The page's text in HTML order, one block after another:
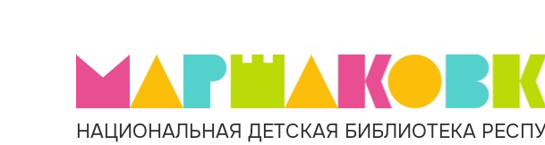
НАЦИОНАЛЬНАЯ ДЕТСКАЯ БИБЛИОТЕКА